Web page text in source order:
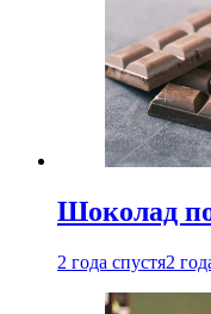
Шоколад
2 года спустя2